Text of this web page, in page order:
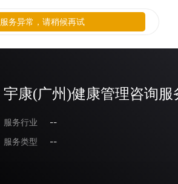
宇康(广州)健康管理咨询服
服务行业
--
服务类型
--
服务异常，请稍候再试